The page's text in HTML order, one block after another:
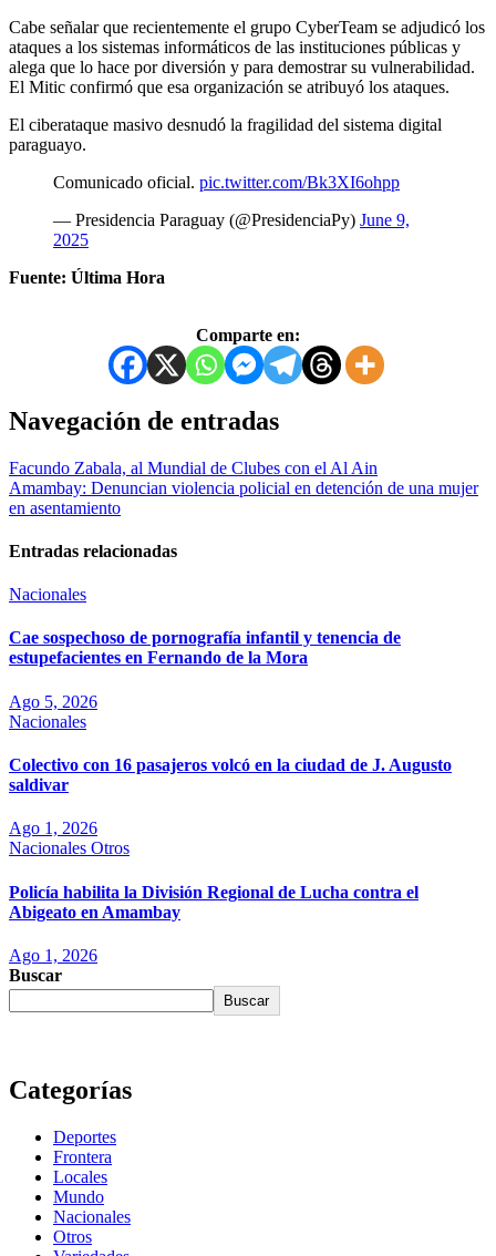
Cabe señalar que recientemente el grupo CyberTeam se adjudicó los
ataques a los sistemas informáticos de las instituciones públicas y
alega que lo hace por diversión y para demostrar su vulnerabilidad.
El Mitic confirmó que esa organización se atribuyó los ataques.
El ciberataque masivo desnudó la fragilidad del sistema digital
paraguayo.
Comunicado oficial. pic.twitter.com/Bk3XI6ohpp
— Presidencia Paraguay (@PresidenciaPy) June 9,
2025
Fuente: Última Hora
Comparte en:
Navegación de entradas
Facundo Zabala, al Mundial de Clubes con el Al Ain
Amambay: Denuncian violencia policial en detención de una mujer
en asentamiento
Entradas relacionadas
Nacionales
Cae sospechoso de pornografía infantil y tenencia de
estupefacientes en Fernando de la Mora
Ago 5, 2026
Nacionales
Colectivo con 16 pasajeros volcó en la ciudad de J. Augusto
saldivar
Ago 1, 2026
Nacionales Otros
Policía habilita la División Regional de Lucha contra el
Abigeato en Amambay
Ago 1, 2026
Buscar
Buscar
Categorías
Deportes
Frontera
Locales
Mundo
Nacionales
Otros